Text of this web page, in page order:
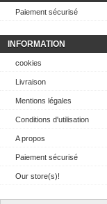
Paiement sécurisé
INFORMATION
cookies
Livraison
Mentions légales
Conditions d'utilisation
A propos
Paiement sécurisé
Our store(s)!